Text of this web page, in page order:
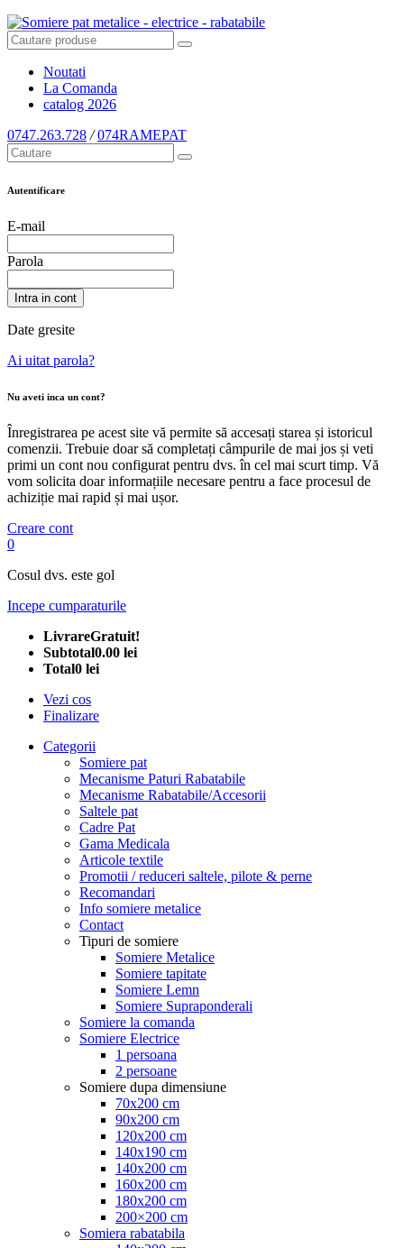
Noutati
La Comanda
catalog 2026
0747.263.728 / 074RAMEPAT
Autentificare
E-mail
Parola
Intra in cont
Date gresite
Ai uitat parola?
Nu aveti inca un cont?
Înregistrarea pe acest site vă permite să accesați starea și istoricul
comenzii. Trebuie doar să completați câmpurile de mai jos și veti
primi un cont nou configurat pentru dvs. în cel mai scurt timp. Vă
vom solicita doar informațiile necesare pentru a face procesul de
achiziție mai rapid și mai ușor.
Creare cont
0
Cosul dvs. este gol
Incepe cumparaturile
LivrareGratuit!
Subtotal0.00 lei
Total0 lei
Vezi cos
Finalizare
Categorii
Somiere pat
Mecanisme Paturi Rabatabile
Mecanisme Rabatabile/Accesorii
Saltele pat
Cadre Pat
Gama Medicala
Articole textile
Promotii / reduceri saltele, pilote & perne
Recomandari
Info somiere metalice
Contact
Tipuri de somiere
Somiere Metalice
Somiere tapitate
Somiere Lemn
Somiere Supraponderali
Somiere la comanda
Somiere Electrice
1 persoana
2 persoane
Somiere dupa dimensiune
70x200 cm
90x200 cm
120x200 cm
140x190 cm
140x200 cm
160x200 cm
180x200 cm
200×200 cm
Somiera rabatabila